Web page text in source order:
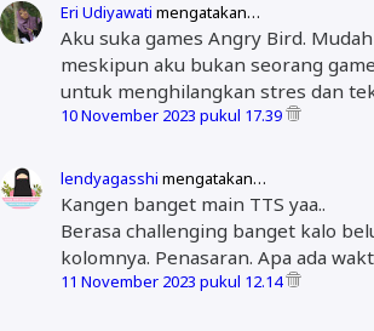
Eri Udiyawati mengatakan…
Aku suka games Angry Bird.
meskipun aku bukan seorang
untuk menghilangkan stres dan
10 November 2023 pukul 17.39
lendyagasshi mengatakan…
Kangen banget main TTS yaa..
Berasa challenging banget kalo
kolomnya. Penasaran. Apa ada
11 November 2023 pukul 12.14